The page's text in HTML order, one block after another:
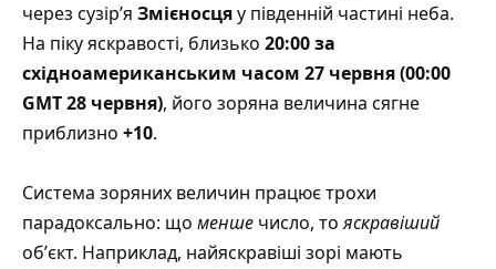
через сузірʼя Змієносцяу південній частині неба.
На піку яскравості, близько 20:00 за
східноамериканським часом 27 червня (00:00
GMT 28 червня), його зоряна величина сягне
приблизно +10.
Система зоряних величин працює трохи
парадоксально: що менше число, тояскравіший
обʼєкт. Наприклад, найяскравіші зорі мають